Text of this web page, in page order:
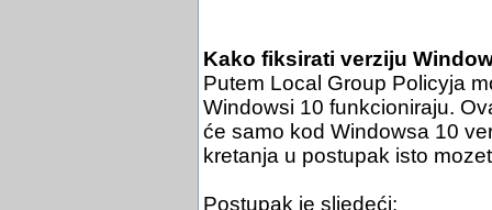
Kako fiksirati verziju
Putem Local Group Policyja
Windowsi 10 funkcioniraju.
će samo kod Windowsa 10
kretanja u postupak isto
Postupak je sljedeći: